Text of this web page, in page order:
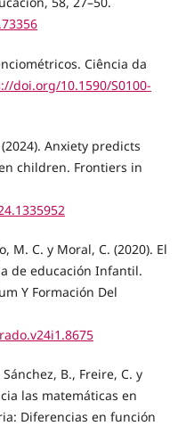
Ciência da
doi.org/10.1590/S0100-
Anxiety predicts
children. Frontiers in
M. C. y Moral, C. (2020). El
de educación Infantil.
Y Formación Del
B., Freire, C. y
las matemáticas en
Diferencias en función